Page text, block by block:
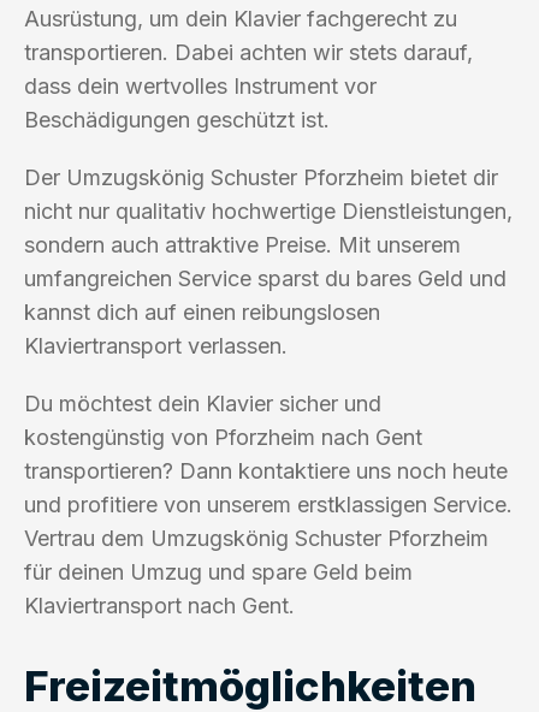
Ausrüstung, um dein Klavier fachgerecht zu
transportieren. Dabei achten wir stets darauf,
dass dein wertvolles Instrument vor
Beschädigungen geschützt ist.
Der Umzugskönig Schuster Pforzheim bietet dir
nicht nur qualitativ hochwertige Dienstleistungen,
sondern auch attraktive Preise. Mit unserem
umfangreichen Service sparst du bares Geld und
kannst dich auf einen reibungslosen
Klaviertransport verlassen.
Du möchtest dein Klavier sicher und
kostengünstig von Pforzheim nach Gent
transportieren? Dann kontaktiere uns noch heute
und profitiere von unserem erstklassigen Service.
Vertrau dem Umzugskönig Schuster Pforzheim
für deinen Umzug und spare Geld beim
Klaviertransport nach Gent.
Freizeitmöglichkeiten